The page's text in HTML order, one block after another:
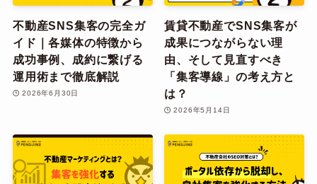
不動産SNS集客の完全ガ
イド｜各媒体の特徴から
成功事例、成約に繋げる
運用術まで徹底解説
2026年6月30日
賃貸不動産でSNS集客が
成果につながらない理
由、そして見直すべき
「集客導線」の考え方と
は？
2026年5月14日